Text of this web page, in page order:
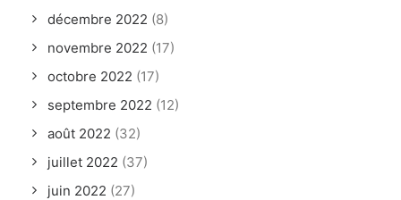
décembre 2022 (8)
novembre 2022 (17)
octobre 2022 (17)
septembre 2022 (12)
août 2022 (32)
juillet 2022 (37)
juin 2022 (27)